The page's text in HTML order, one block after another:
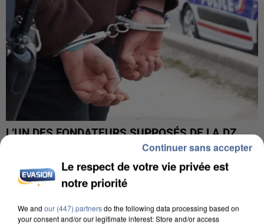
L’UN DES FONDATEURS SUPPOSÉS DE LA DZ
MAFIA INTERPELLÉ EN ALGÉRIE
Le respect de votre vie privée est
notre priorité
We and our (447) partnersdo the following data processing based on
your consent and/or our legitimate interest: Store and/or access
Continuer sans accepter